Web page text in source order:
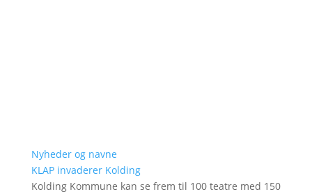
Nyheder og navne
KLAP invaderer Kolding
Kolding Kommune kan se frem til 100 teatre med 150